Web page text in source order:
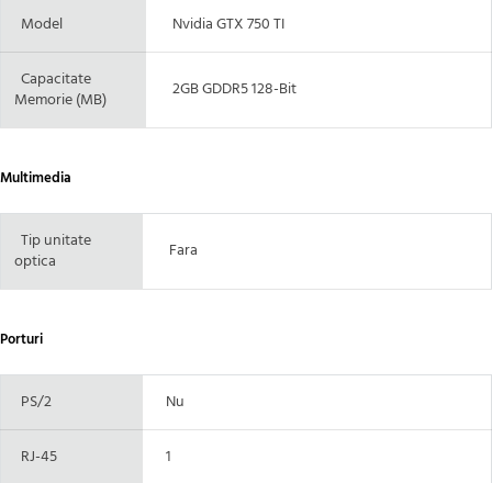
Model Nvidia GTX 750 TI
Capacitate
Memorie (MB)
2GB GDDR5 128-Bit
Multimedia
Tip unitate
optica
Fara
Porturi
PS/2 Nu
RJ-45 1